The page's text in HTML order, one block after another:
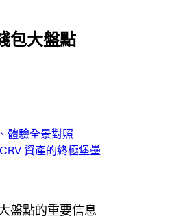
包大盤點
體驗全景對照
資產的終極堡壘
盤點的重要信息